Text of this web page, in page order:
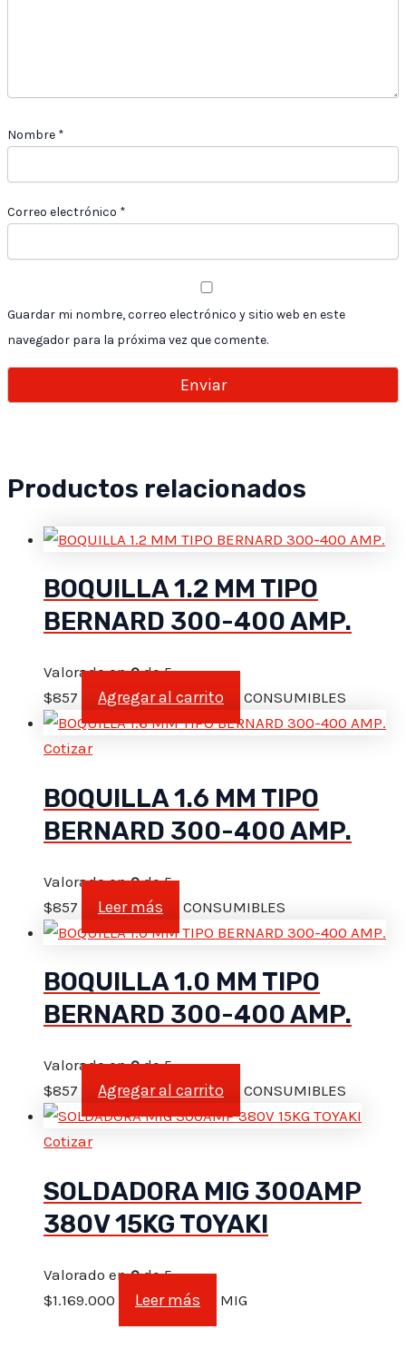
Nombre *
Correo electrónico *
Guardar mi nombre, correo electrónico y sitio web en este
navegador para la próxima vez que comente.
Productos relacionados
BOQUILLA 1.2 MM TIPO
BERNARD 300-400 AMP.
Valorado en0de 5
$857 Agregar al carrito CONSUMIBLES
Cotizar
BOQUILLA 1.6 MM TIPO
BERNARD 300-400 AMP.
Valorado en0de 5
$857 Leer más CONSUMIBLES
BOQUILLA 1.0 MM TIPO
BERNARD 300-400 AMP.
Valorado en0de 5
$857 Agregar al carrito CONSUMIBLES
Cotizar
SOLDADORA MIG 300AMP
380V 15KG TOYAKI
Valorado en0de 5
$1.169.000 Leer más MIG